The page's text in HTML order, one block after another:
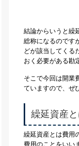
結論からいうと繰
総称になるのです
どが該当してくる
おく必要がある勘
そこで今回は開業
ていますので、ぜ
繰延資産
繰延資産とは費用